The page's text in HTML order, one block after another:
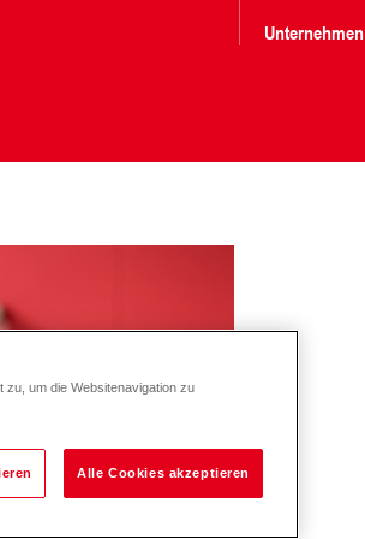
Unternehmen
zu, um die Websitenavigation zu
Alle Cookies akzeptieren